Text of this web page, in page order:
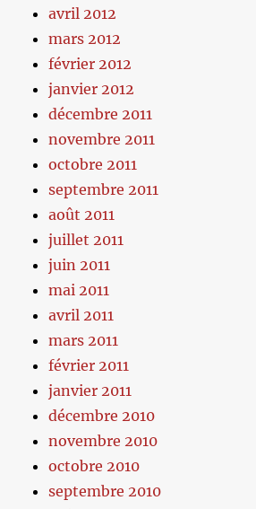
avril 2012
mars 2012
février 2012
janvier 2012
décembre 2011
novembre 2011
octobre 2011
septembre 2011
août 2011
juillet 2011
juin 2011
mai 2011
avril 2011
mars 2011
février 2011
janvier 2011
décembre 2010
novembre 2010
octobre 2010
septembre 2010